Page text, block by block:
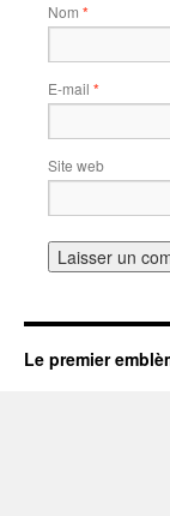
Nom *
E-mail *
Site web
Le premier